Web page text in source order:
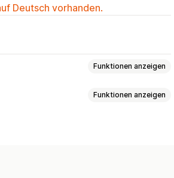
Deutsch vorhanden.
Funktionen anzeigen
Funktionen anzeigen